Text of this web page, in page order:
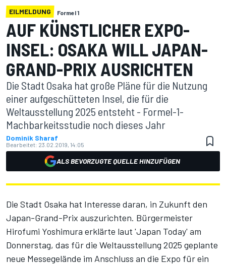
EILMELDUNG Formel 1
AUF KÜNSTLICHER EXPO-
INSEL: OSAKA WILL JAPAN-
GRAND-PRIX AUSRICHTEN
Die Stadt Osaka hat große Pläne für die Nutzung
einer aufgeschütteten Insel, die für die
Weltausstellung 2025 entsteht - Formel-1-
Machbarkeitsstudie noch dieses Jahr
Dominik Sharaf
Bearbeitet: 23.02.2019, 14:05
ALS BEVORZUGTE QUELLE HINZUFÜGEN
Die Stadt Osaka hat Interesse daran, in Zukunft den
Japan-Grand-Prix auszurichten. Bürgermeister
Hirofumi Yoshimura erklärte laut 'Japan Today' am
Donnerstag, das für die Weltausstellung 2025 geplante
neue Messegelände im Anschluss an die Expo für ein